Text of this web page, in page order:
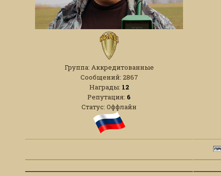
Группа: Аккредитованные
Сообщений: 2867
Награды: 12
Репутация: 6
Статус: Оффлайн